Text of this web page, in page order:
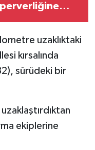
uzaklıktaki
kırsalında
sürüdeki bir
ekiplerine